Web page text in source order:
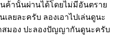
ค้านั้นผ่านได้โดยไม่มีอันตราย
ลยละครับ ลองเอาไปเล่นดูนะ
สมอง ปะลองปัญญากันดูนะครับ